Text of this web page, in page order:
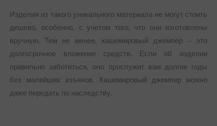
Изделия из такого уникального материала не могут стоить
дешево, особенно, с учетом того, что они изготовлены
вручную. Тем не менее, кашемировый джемпер -- это
долгосрочное вложение средств. Если об изделии
правильно заботиться, оно прослужит вам долгие годы
без малейших изъянов. Кашемировый джемпер можно
даже передать по наследству.